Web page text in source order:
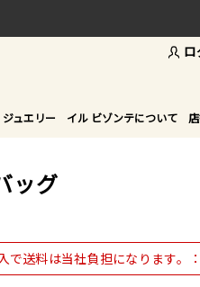
ロ
ュエリー イル ビゾンテについて
ッグ
で送料は当社負担になります。